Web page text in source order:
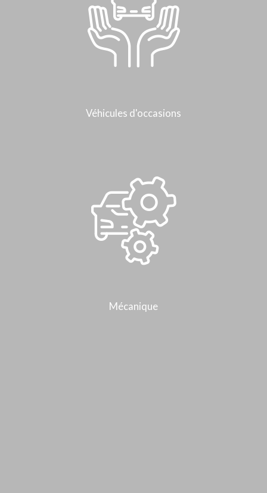
Véhicules d'occasions
Mécanique